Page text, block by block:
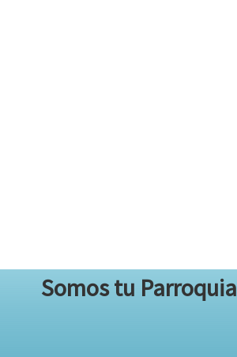
Somos tu Parroquia